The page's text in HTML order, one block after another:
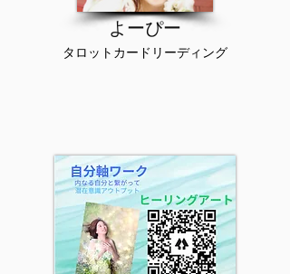
​よーぴー
タロットカードリーディング